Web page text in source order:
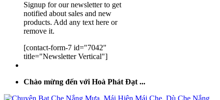
Signup for our newsletter to get
notified about sales and new
products. Add any text here or
remove it.
[contact-form-7 id="7042"
title="Newsletter Vertical"]
Chào mừng đến với Hoà Phát Đạt ...